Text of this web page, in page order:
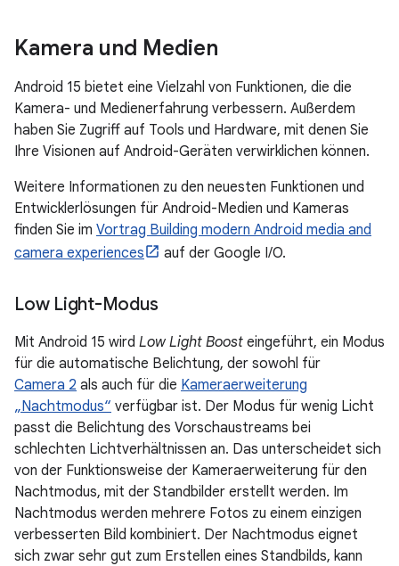
Kamera und Medien
Android 15 bietet eine Vielzahl von Funktionen, die die
Kamera- und Medienerfahrung verbessern. Außerdem
haben Sie Zugriff auf Tools und Hardware, mit denen Sie
Ihre Visionen auf Android-Geräten verwirklichen können.
Weitere Informationen zu den neuesten Funktionen und
Entwicklerlösungen für Android-Medien und Kameras
finden Sie im Vortrag Building modern Android media and
camera experiences
auf der Google I/O.
Low Light-Modus
Mit Android 15 wird Low Light Boost eingeführt, ein Modus
für die automatische Belichtung, der sowohl für
Camera 2 als auch für die Kameraerweiterung
„Nachtmodus“ verfügbar ist. Der Modus für wenig Licht
passt die Belichtung des Vorschaustreams bei
schlechten Lichtverhältnissen an. Das unterscheidet sich
von der Funktionsweise der Kameraerweiterung für den
Nachtmodus, mit der Standbilder erstellt werden. Im
Nachtmodus werden mehrere Fotos zu einem einzigen
verbesserten Bild kombiniert. Der Nachtmodus eignet
sich zwar sehr gut zum Erstellen eines Standbilds, kann